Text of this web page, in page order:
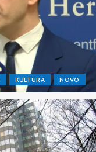
KULTURA NOVO